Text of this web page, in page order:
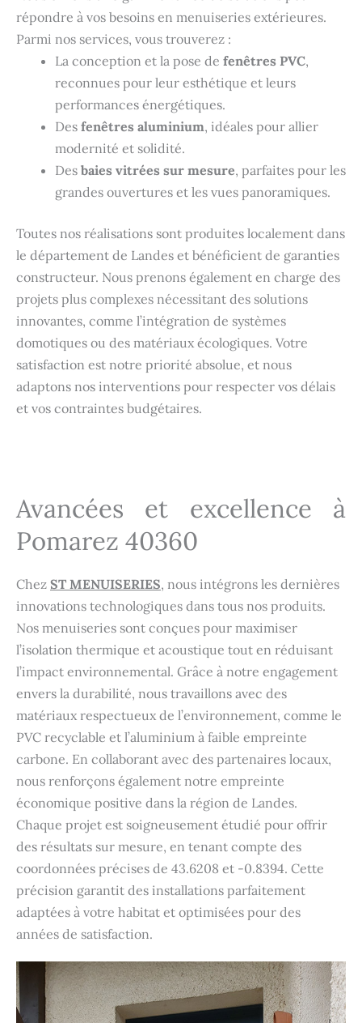
répondre à vos besoins en menuiseries extérieures.
Parmi nos services, vous trouverez :
La conception et la pose de fenêtres PVC,
reconnues pour leur esthétique et leurs
performances énergétiques.
Des fenêtres aluminium, idéales pour allier
modernité et solidité.
Des baies vitrées sur mesure, parfaites pour les
grandes ouvertures et les vues panoramiques.
Toutes nos réalisations sont produites localement dans
le département de Landes et bénéficient de garanties
constructeur. Nous prenons également en charge des
projets plus complexes nécessitant des solutions
innovantes, comme l’intégration de systèmes
domotiques ou des matériaux écologiques. Votre
satisfaction est notre priorité absolue, et nous
adaptons nos interventions pour respecter vos délais
et vos contraintes budgétaires.
Avancées et excellence à
Pomarez 40360
Chez ST MENUISERIES, nous intégrons les dernières
innovations technologiques dans tous nos produits.
Nos menuiseries sont conçues pour maximiser
l’isolation thermique et acoustique tout en réduisant
l’impact environnemental. Grâce à notre engagement
envers la durabilité, nous travaillons avec des
matériaux respectueux de l’environnement, comme le
PVC recyclable et l’aluminium à faible empreinte
carbone. En collaborant avec des partenaires locaux,
nous renforçons également notre empreinte
économique positive dans la région de Landes.
Chaque projet est soigneusement étudié pour offrir
des résultats sur mesure, en tenant compte des
coordonnées précises de 43.6208 et -0.8394. Cette
précision garantit des installations parfaitement
adaptées à votre habitat et optimisées pour des
années de satisfaction.